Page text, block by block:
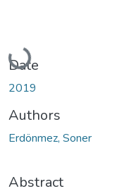
Loading...
Date
2019
Authors
Erdönmez, Soner
Abstract